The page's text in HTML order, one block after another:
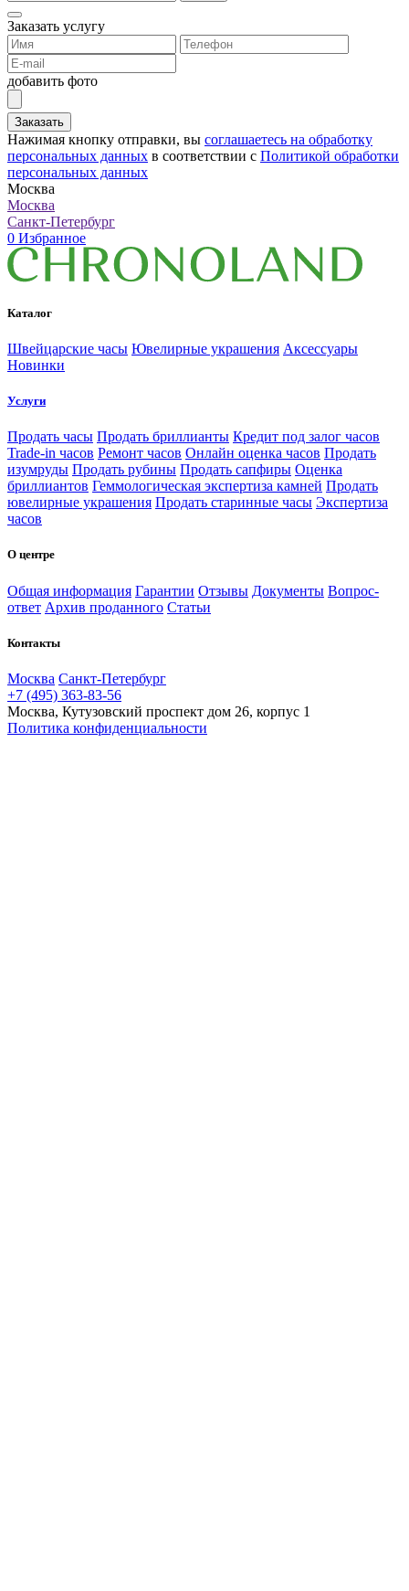
Заказать услугу
добавить фото
Заказать
Нажимая кнопку отправки, вы соглашаетесь на обработку
персональных данных в соответствии с Политикой обработки
персональных данных
Москва
Москва
Санкт-Петербург
0 Избранное
Каталог
Швейцарские часы Ювелирные украшения Аксессуары
Новинки
Услуги
Продать часы Продать бриллианты Кредит под залог часов
Trade-in часов Ремонт часов Онлайн оценка часов Продать
изумруды Продать рубины Продать сапфиры Оценка
бриллиантов Геммологическая экспертиза камней Продать
ювелирные украшения Продать старинные часы Экспертиза
часов
О центре
Общая информация Гарантии Отзывы Документы Вопрос-
ответ Архив проданного Статьи
Контакты
Москва Санкт-Петербург
+7 (495) 363-83-56
Москва, Кутузовский проспект дом 26, корпус 1
Политика конфиденциальности